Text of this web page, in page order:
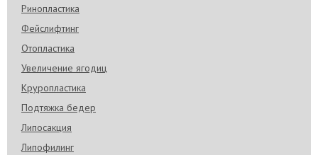
Ринопластика
Фейслифтинг
Отопластика
Увеличение ягодиц
Круропластика
Подтяжка бедер
Липосакция
Липофилинг